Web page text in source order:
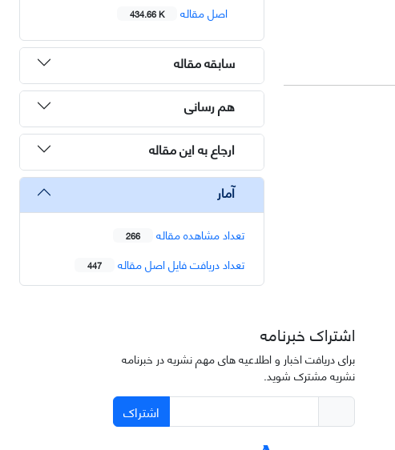
اصل مقاله
434.66 K
سابقه مقاله
هم رسانی
ارجاع به این مقاله
آمار
تعداد مشاهده مقاله 266
تعداد دریافت فایل اصل مقاله 447
اشتراک خبرنامه
برای دریافت اخبار و اطلاعیه های مهم نشریه در خبرنامه
نشریه مشترک شوید.
اشتراک